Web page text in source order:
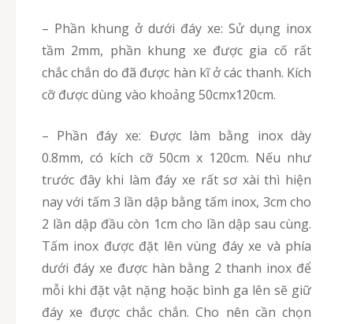
– Phần khung ở dưới đáy xe: Sử dụng inox
tầm 2mm, phần khung xe được gia cố rất
chắc chắn do đã được hàn kĩ ở các thanh. Kích
cỡ được dùng vào khoảng 50cmx120cm.
– Phần đáy xe: Được làm bằng inox dày
0.8mm, có kích cỡ 50cm x 120cm. Nếu như
trước đây khi làm đáy xe rất sơ xài thì hiện
nay với tấm 3 lần dập bằng tấm inox, 3cm cho
2 lần dập đầu còn 1cm cho lần dập sau cùng.
Tấm inox được đặt lên vùng đáy xe và phía
dưới đáy xe được hàn bằng 2 thanh inox để
mỗi khi đặt vật nặng hoặc bình ga lên sẽ giữ
đáy xe được chắc chắn. Cho nên cần chọn